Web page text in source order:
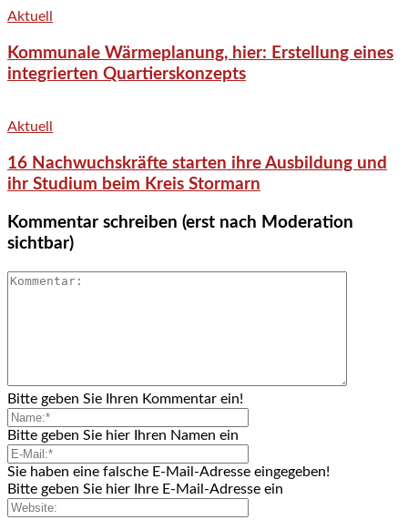
Aktuell
Kommunale Wärmeplanung, hier: Erstellung eines
integrierten Quartierskonzepts
Aktuell
16 Nachwuchskräfte starten ihre Ausbildung und
ihr Studium beim Kreis Stormarn
Kommentar schreiben (erst nach Moderation
sichtbar)
Bitte geben Sie Ihren Kommentar ein!
Bitte geben Sie hier Ihren Namen ein
Sie haben eine falsche E-Mail-Adresse eingegeben!
Bitte geben Sie hier Ihre E-Mail-Adresse ein